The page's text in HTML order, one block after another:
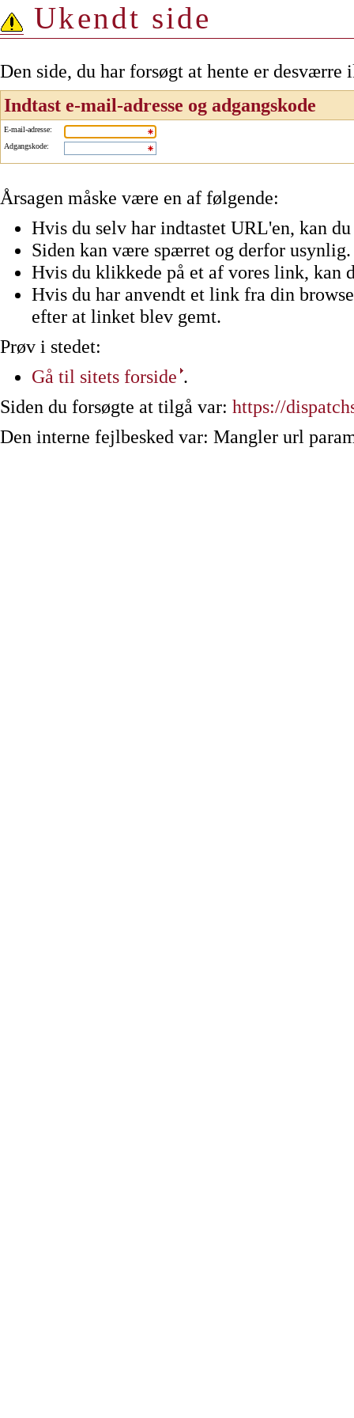
Ukendt side
Den side, du har forsøgt at hente er
Indtast e-mail-adresse og adgangskode
E-mail-adresse:
Adgangskode:
Årsagen måske være en af følgende:
Hvis du selv har indtastet URL'en, kan
Siden kan være spærret og derfor usynlig.
Hvis du klikkede på et af vores link, kan
Hvis du har anvendt et link fra din
efter at linket blev gemt.
Prøv i stedet:
Gå til sitets forside .
Siden du forsøgte at tilgå var: https://
Den interne fejlbesked var: Mangler url